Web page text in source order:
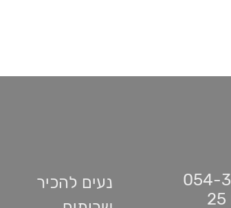
נעים להכיר